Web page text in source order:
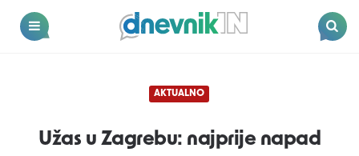
Dnevnik.in
AKTUALNO
Užas u Zagrebu: najprije napad